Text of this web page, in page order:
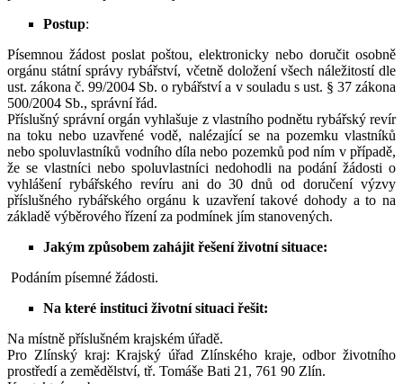
Postup:
Písemnou žádost poslat poštou, elektronicky nebo doručit osobně
orgánu státní správy rybářství, včetně doložení všech náležitostí dle
ust. zákona č. 99/2004 Sb. o rybářství a v souladu s ust. § 37 zákona
500/2004 Sb., správní řád.
Příslušný správní orgán vyhlašuje z vlastního podnětu rybářský revír
na toku nebo uzavřené vodě, nalézající se na pozemku vlastníků
nebo spoluvlastníků vodního díla nebo pozemků pod ním v případě,
že se vlastníci nebo spoluvlastníci nedohodli na podání žádosti o
vyhlášení rybářského revíru ani do 30 dnů od doručení výzvy
příslušného rybářského orgánu k uzavření takové dohody a to na
základě výběrového řízení za podmínek jím stanovených.
Jakým způsobem zahájit řešení životní situace:
Podáním písemné žádosti.
Na které instituci životní situaci řešit:
Na místně příslušném krajském úřadě.
Pro Zlínský kraj: Krajský úřad Zlínského kraje, odbor životního
prostředí a zemědělství, tř. Tomáše Bati 21, 761 90 Zlín.